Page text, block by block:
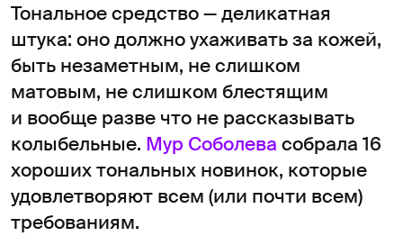
Тональное средство — деликатная
штука: оно должно ухаживать за кожей,
быть незаметным, не слишком
матовым, не слишком блестящим
и вообще разве что не рассказывать
колыбельные. Мур Соболева собрала 16
хороших тональных новинок, которые
удовлетворяют всем (или почти всем)
требованиям.